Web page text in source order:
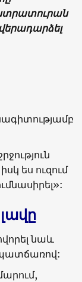
ես ուզում
նաև
պատճառով: